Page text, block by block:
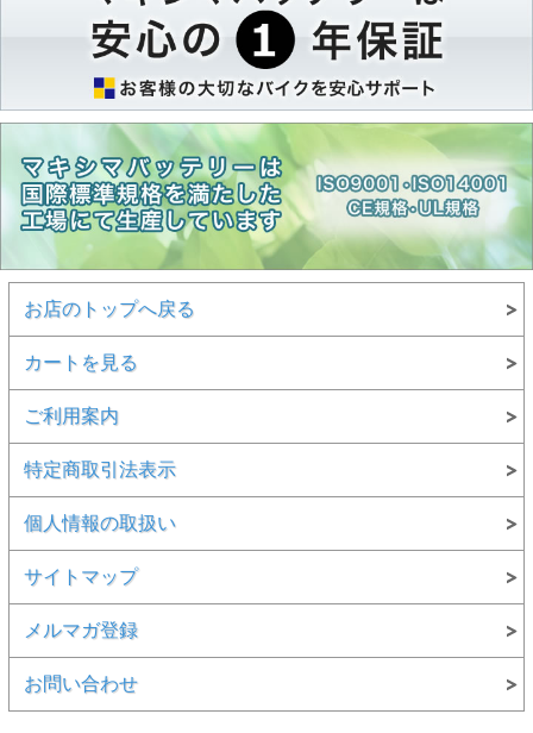
お店のトップへ戻る
カートを見る
ご利用案内
特定商取引法表示
個人情報の取扱い
サイトマップ
メルマガ登録
お問い合わせ